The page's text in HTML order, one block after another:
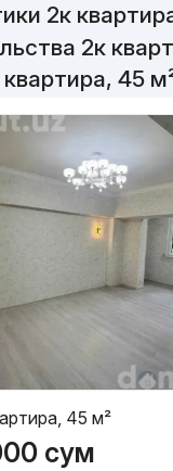
2к
2к
45
45 м²
сум